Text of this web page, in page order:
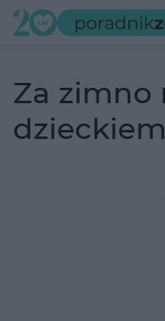
za zimno na spacer z
dzieckiem